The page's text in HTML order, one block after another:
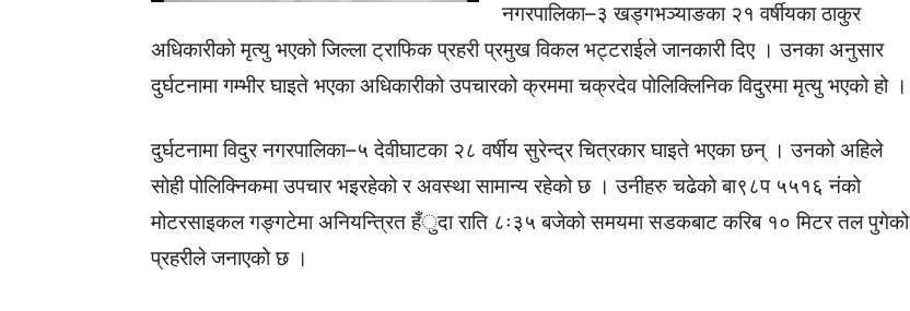
नगरपालिका–३ खड्गभञ्याङका २१ वर्षीयका ठाकुर
अधिकारीको मृत्यु भएको जिल्ला ट्राफिक प्रहरी प्रमुख विकल भट्टराईले जानकारी दिए । उनका अनुसार
दुर्घटनामा गम्भीर घाइते भएका अधिकारीको उपचारको क्रममा चक्रदेव पोलिक्लिनिक विदुरमा मृत्यु भएको हो ।
दुर्घटनामा विदुर नगरपालिका–५ देवीघाटका २८ वर्षीय सुरेन्द्र चित्रकार घाइते भएका छन् । उनको अहिले
सोही पोलिक्निकमा उपचार भइरहेको र अवस्था सामान्य रहेको छ । उनीहरु चढेको बा९८प ५५१६ नंको
मोटरसाइकल गङ्गटेमा अनियन्त्रित हँुदा राति ८ः३५ बजेको समयमा सडकबाट करिब १० मिटर तल पुगेको
प्रहरीले जनाएको छ ।